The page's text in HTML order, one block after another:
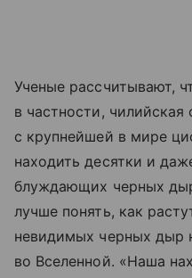
Ученые рассчитывают,
в частности,
с крупнейшей в мире
находить десятки и
блуждающих черных
лучше понять, как
невидимых черных дыр
во Вселенной. «Наша